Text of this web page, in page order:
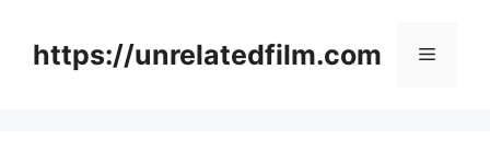
contenthttps://unrelatedfilm.com Menu